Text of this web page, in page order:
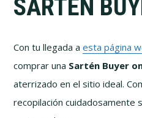
SARTÉN
Con tu llegada aesta página
comprar una Sartén Buyer
aterrizado en el sitio ideal.
recopilación cuidadosamente